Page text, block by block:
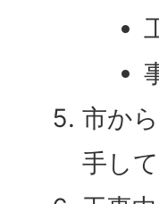
市か
手し